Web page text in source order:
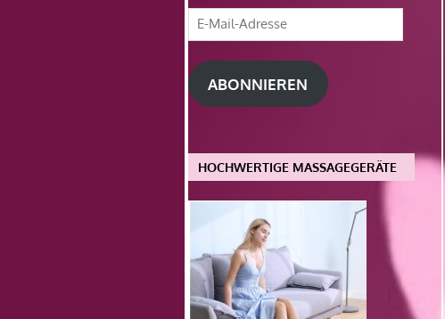
E-
Mail-
Adresse
ABONNIEREN
HOCHWERTIGE MASSAGEGERÄTE